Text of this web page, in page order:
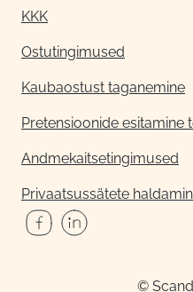
KKK
Ostutingimused
Kaubaostust taganemine
Pretensioonide esitamine
Andmekaitsetingimused
Privaatsussätete
©